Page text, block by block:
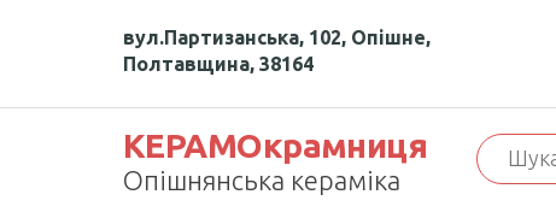
вул.Партизанська, 102, Опішне,
Полтавщина, 38164
КЕРАМОкрамниця
Опішнянська кераміка